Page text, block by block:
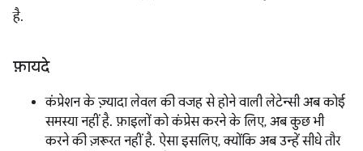
है.
फ़ायदे
कंप्रेशन के ज़्यादा लेवल की वजह से होने वाली लेटेन्सी अब कोई
समस्या नहीं है. फ़ाइलों को कंप्रेस करने के लिए, अब कुछ भी
करने की ज़रूरत नहीं है. ऐसा इसलिए, क्योंकि अब उन्हें सीधे तौर